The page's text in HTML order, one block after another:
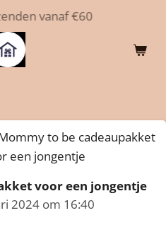
vanaf €60
to be cadeaupakket
een jongentje
voor een jongentje
2024 om 16:40